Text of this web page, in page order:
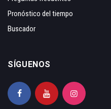
Pronóstico del tiempo
Buscador
SÍGUENOS